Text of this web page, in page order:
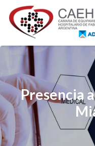
Presencia